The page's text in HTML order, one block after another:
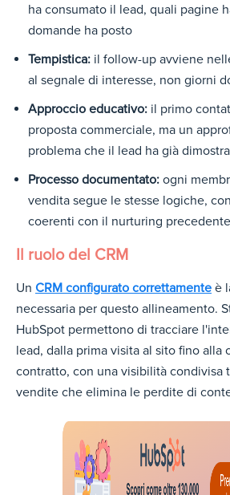
ha consumato il lead, quali pagine
domande ha posto
Tempistica: il follow-up avviene
al segnale di interesse, non giorni
Approccio educativo: il primo
proposta commerciale, ma un
problema che il lead ha già
Processo documentato: ogni
vendita segue le stesse logiche,
coerenti con il nurturing precedente
Il ruolo del CRM
Un CRM configurato correttamente è
necessaria per questo allineamento.
HubSpot permettono di tracciare
lead, dalla prima visita al sito fino alla
contratto, con una visibilità condivisa
vendite che elimina le perdite di